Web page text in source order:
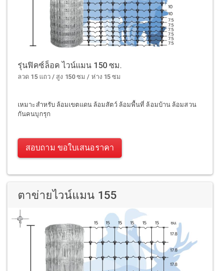
รุ่นฟิคซ์ล็อค ไวน์แมน 150 ซม.
ลวด 15 แถว / สูง 150 ซม / ห่าง 15 ซม
เหมาะสำหรับ ล้อมเขตแดน ล้อมสัตว์ ล้อมพื้นที่ ล้อมบ้าน ล้อมสวน
กันคนบุกรุก
สอบถาม ขอใบเสนอราคา
ตาข่ายไวน์แมน 155